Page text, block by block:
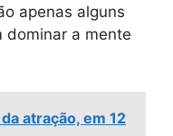
apenas alguns
dominar a mente
atração, em 12